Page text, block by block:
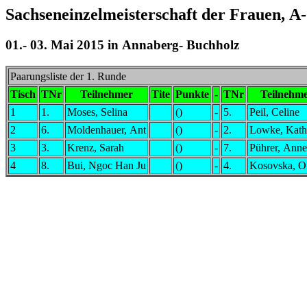
Sachseneinzelmeisterschaft der Frauen,
01.- 03. Mai 2015 in Annaberg- Buchholz
Paarungsliste der 1. Runde
Tisch TNr Teilnehmer Tite Punkte - TNr
1
1. Moses, Selina () - 5.
Peil, Celine
2
6. Moldenhauer, Ant () - 2.
Lowke,
3
3. Krenz, Sarah () - 7.
Pührer, Anne
4
8. Bui, Ngoc Han Ju () - 4. Kosovska,